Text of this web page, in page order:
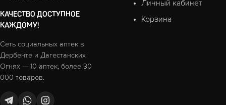
КАЧЕСТВО ДОСТУПНОЕ
КАЖДОМУ!
Сеть социальных аптек в
Дербенте и Дагестанских
Огнях — 10 аптек, более 30
000 товаров.
Личный кабинет
Корзина